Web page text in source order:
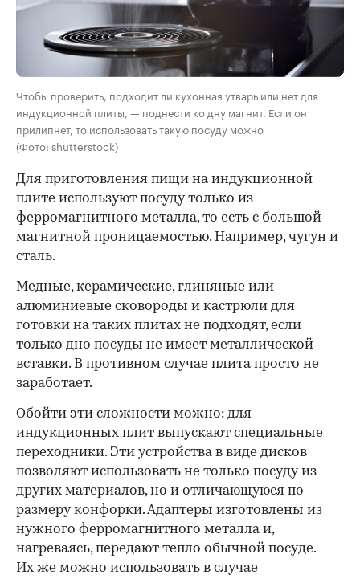
Чтобы проверить, подходит ли кухонная утварь или нет для
индукционной плиты, — поднести ко дну магнит. Если он
прилипнет, то использовать такую посуду можно
(Фото: shutterstock)
Для приготовления пищи на индукционной
плите используют посудутолько из
ферромагнитного металла, то есть с большой
магнитной проницаемостью. Например, чугун и
сталь.
Медные, керамические, глиняные или
алюминиевые сковороды и кастрюли для
готовки на таких плитах не подходят, если
только дно посуды не имеет металлической
вставки. В противном случае плита просто не
заработает.
Обойти эти сложности можно: для
индукционных плит выпускают специальные
переходники. Эти устройства в виде дисков
позволяют использовать не только посуду из
других материалов, но и отличающуюся по
размеру конфорки. Адаптеры изготовлены из
нужного ферромагнитного металла и,
нагреваясь, передают тепло обычной посуде.
Их же можно использовать в случае